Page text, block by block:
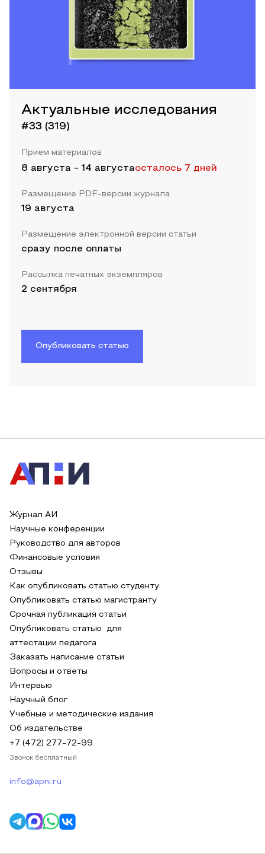
Актуальные исследования
#33 (319)
Прием материалов
8 августа - 14 августаосталось 7 дней
Размещение PDF-версии журнала
19 августа
Размещение электронной версии статьи
сразу после оплаты
Рассылка печатных экземпляров
2 сентября
Опубликовать статью
Журнал АИ
Научные конференции
Руководство для авторов
Финансовые условия
Отзывы
Как опубликовать статью студенту
Опубликовать статью магистранту
Срочная публикация статьи
Опубликовать статью для
аттестации педагога
Заказать написание статьи
Вопросы и ответы
Интервью
Научный блог
Учебные и методические издания
Об издательстве
+7 (472) 277-72-99
Звонок бесплатный
info@apni.ru